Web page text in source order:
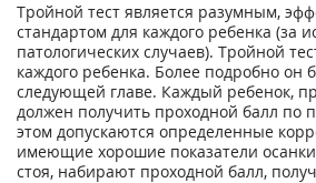
Тройной тест является разумным,
стандартом для каждого ребенка (за
патологических случаев). Тройной
каждого ребенка. Более подробно он
следующей главе. Каждый ребенок,
должен получить проходной балл по
этом допускаются определенные
имеющие хорошие показатели
стоя, набирают проходной балл,